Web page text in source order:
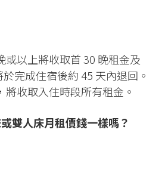
或以上將收取首 30 晚租金及
完成住宿後約 45 天內退回。
將收取入住時段所有租金。
雙人床月租價錢一樣嗎？